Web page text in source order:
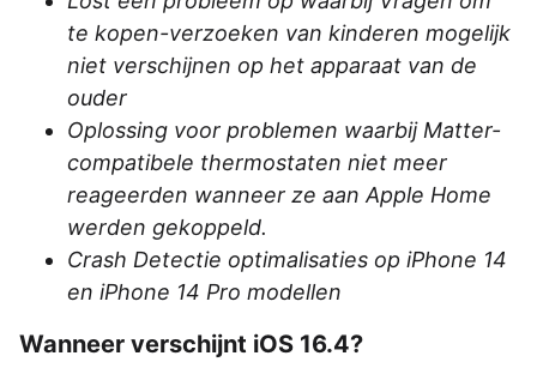
te kopen-verzoeken van kinderen mogelijk
niet verschijnen op het apparaat van de
ouder
Oplossing voor problemen waarbij Matter-
compatibele thermostaten niet meer
reageerden wanneer ze aan Apple Home
werden gekoppeld.
Crash Detectie optimalisaties op iPhone 14
en iPhone 14 Pro modellen
Wanneer verschijnt iOS 16.4?